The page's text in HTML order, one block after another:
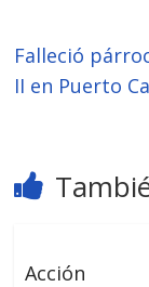
Falleció
II en Puerto
Acción